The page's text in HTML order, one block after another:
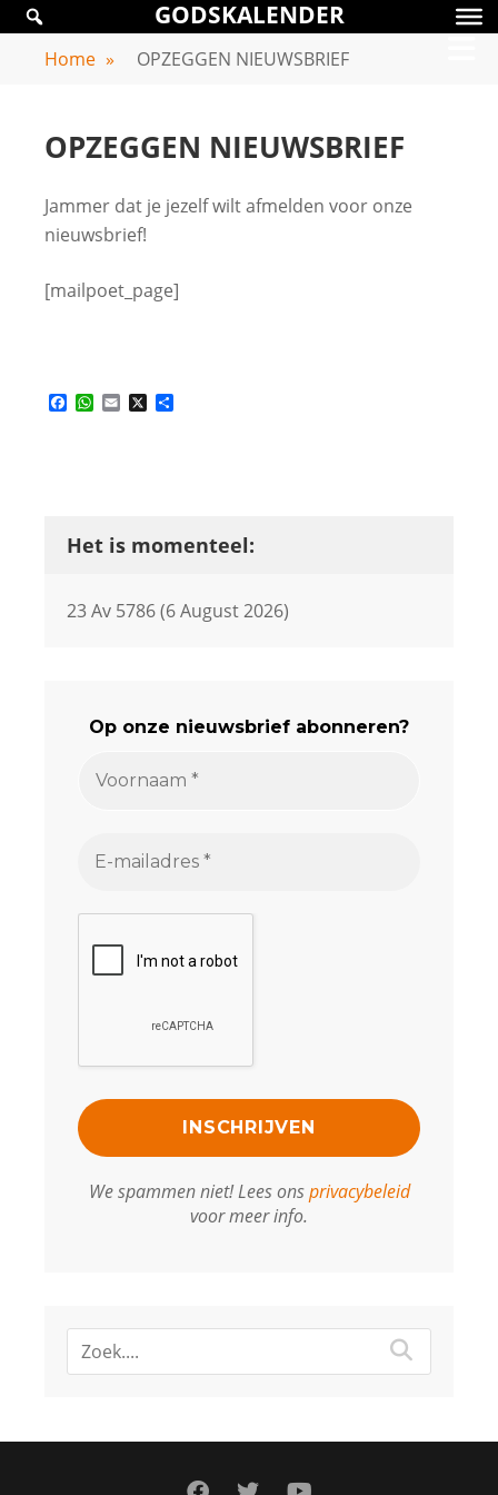
Skip
content
GODSKALENDER
GODSKALENDER
Home » OPZEGGEN NIEUWSBRIEF
OPZEGGEN NIEUWSBRIEF
Jammer dat je jezelf wilt afmelden voor onze
nieuwsbrief!
[mailpoet_page]
Facebook
WhatsApp
Email
X
Het is momenteel:
23 Av 5786 (6 August 2026)
Op onze nieuwsbrief abonneren?
We spammen niet! Lees onsprivacybeleid
voor meer info.
facebook
twitteryoutube